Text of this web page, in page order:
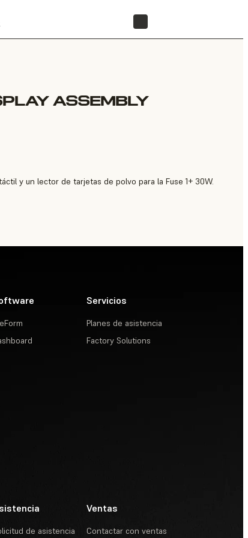
ASSEMBLY
y un lector de tarjetas de polvo para la Fuse 1+ 30W.
Servicios
Planes de asistencia
Factory Solutions
de asistencia
Ventas
Contactar con ventas